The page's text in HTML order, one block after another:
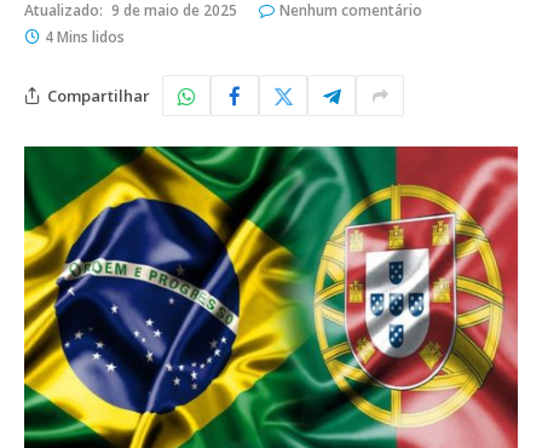
Atualizado: 9 de maio de 2025
Nenhum comentário
4 Mins lidos
Compartilhar